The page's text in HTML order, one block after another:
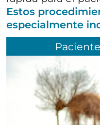
Email:
HORARIO
Lunes a Viernes:
Noches y fin de
Estos
especialmente